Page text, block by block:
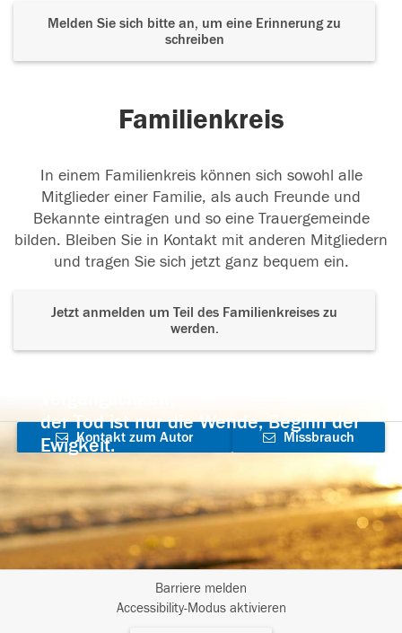
Melden Sie sich bitte an, um eine Erinnerung zu
schreiben
Familienkreis
In einem Familienkreis können sich sowohl alle
Mitglieder einer Familie, als auch Freunde und
Bekannte eintragen und so eine Trauergemeinde
bilden. Bleiben Sie in Kontakt mit anderen Mitgliedern
und tragen Sie sich jetzt ganz bequem ein.
Jetzt anmelden um Teil des Familienkreises zu
werden.
der Tod ist nur die Wende, Beginn der
Ewigkeit.
Kontakt zum Autor
aufnehmen
Missbrauch
Barriere melden
Accessibility-Modus aktivieren